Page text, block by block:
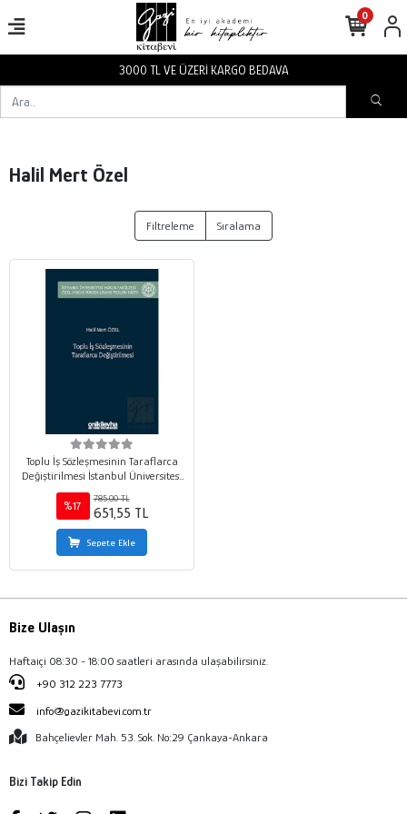
3000 TL VE ÜZERİ KARGO BEDAVA
0
Halil Mert Özel
Filtreleme Sıralama
Toplu İş Sözleşmesinin Taraflarca
Değiştirilmesi İstanbul Üniversitesi
Hukuk Fakültesi Özel Hukuk
Yüksek Lisans Tezleri Dizisi No: 75
%17
785,00 TL
651,55 TL
Sepete Ekle
Bize Ulaşın
Haftaiçi 08:30 - 18:00 saatleri arasında ulaşabilirsiniz.
+90 312 223 7773
info@gazikitabevi.com.tr
Bahçelievler Mah. 53. Sok. No:29 Çankaya-Ankara
Bizi Takip Edin